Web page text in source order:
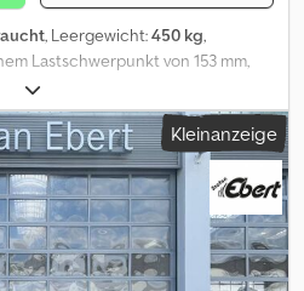
, Leergewicht:450 kg,
Lastschwerpunkt von 153 mm,
Sonstige, neuwertiger Schaufel für
von 1000 Litern,
Schaufelbreite: 2450,
Acsznfgiegorf
Kleinanzeige